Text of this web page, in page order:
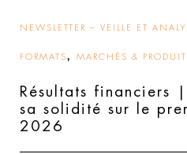
NEWSLETTER – VEILLE ET
FORMATS, MARCHÉS &
Résultats financiers
sa solidité sur le
2026